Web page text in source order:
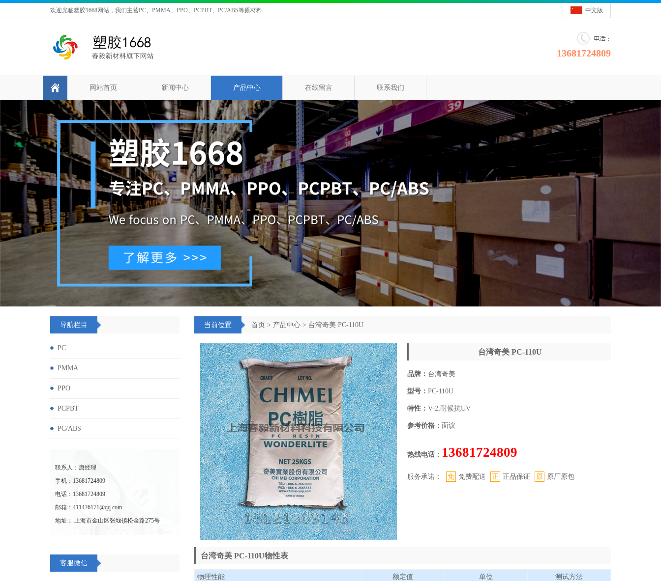
欢迎光临塑胶1668网站，我们主营PC、PMMA、PPO、PCPBT、PC/ABS等原材料 中文版
13681724809
网站首页 新闻中心 产品中心 在线留言 联系我们
当前位置 首页 > 产品中心> 台湾奇美 PC-110U
台湾奇美 PC-110U
品牌： 台湾奇美
型号：PC-110U
特性：V-2,耐候抗UV
参考价格： 面议
热线电话： 13681724809
服务承诺： 免 免费配送 正 正品保证 原 原厂原包
台湾奇美 PC-110U物性表
物理性能 额定值 单位 测试方法
导航栏目
PC
PMMA
PPO
PCPBT
PC/ABS
联系人：唐经理
手机：13681724809
电话：13681724809
邮箱：411476171@qq.com
地址： 上海市金山区张堰镇松金路275号
客服微信